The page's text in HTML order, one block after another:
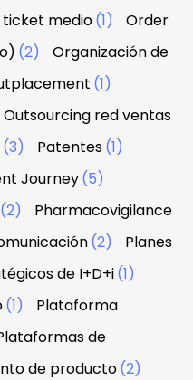
medio(1)
Order
(2)
Organización de
(1)
Outsourcing red ventas
(3) Patentes(1)
Journey(5)
(2)
Pharmacovigilance
(2)
Planes
de I+D+i(1)
(1)
Plataforma
de
de producto(2)